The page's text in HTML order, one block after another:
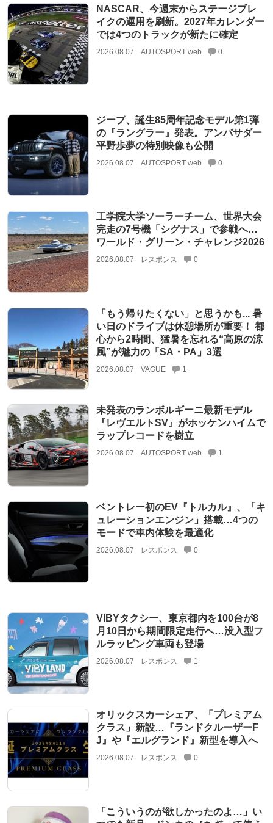
NASCAR、今週末からステージブレ
イクの運用を刷新。2027年カレンダー
では4つのトラックが新たに確定
2026.08.07 AUTOSPORT web 0
ジープ、誕生85周年記念モデル第1弾
の『ラングラー』発表。アンバサダー
平野歩夢の特別映像も公開
2026.08.07 AUTOSPORT web 0
工学院大学ソーラーチーム、世界大会
完走の7号機「シグナス」で参戦へ…
ワールド・グリーン・チャレンジ2026
2026.08.07 レスポンス 0
「もう帰りたくない」と思うかも... 暑
い日のドライブは休憩場所が重要！ 都
心から2時間、猛暑を忘れる“高原の涼
風”が魅力の「SA・PA」3選
2026.08.07 VAGUE 1
未発表のランボルギーニ最新モデル
『レヴエルトSV』がホッケンハイムで
ラップレコードを樹立
2026.08.07 AUTOSPORT web 1
ベントレー初のEV『トルカル』、「キ
ュレーションエンジン」搭載…4つの
モードで車内体験を最適化
2026.08.07 レスポンス 0
VIBYタクシー、東京都内を100台が8
月10日から期間限定走行へ…没入型フ
ルラッピング車両も登場
2026.08.07 レスポンス 1
オリックスカーシェア、「プレミアム
クラス」新設…『ランドクルーザーF
J』や『エルグランド』新型を導入へ
2026.08.07 レスポンス 0
「こういうのが欲しかったのよ…」い